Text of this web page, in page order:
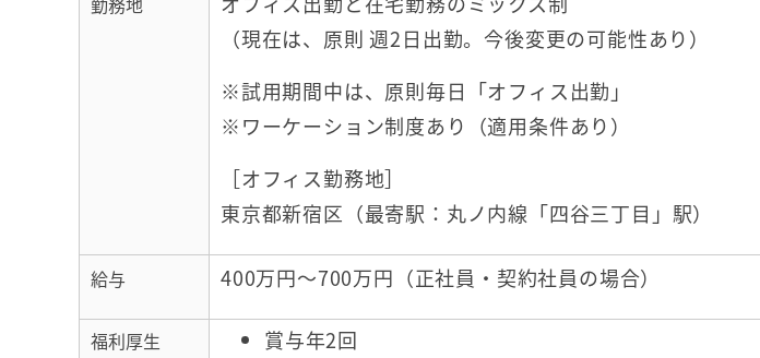
（現在は、原則 週2日出勤。今後変更の可能性あり）
※試用期間中は、原則毎日「オフィス出勤」
※ワーケーション制度あり（適用条件あり）
［オフィス勤務地］
東京都新宿区（最寄駅：丸ノ内線「四谷三丁目」駅）
給与 400万円～700万円（正社員・契約社員の場合）
福利厚生
賞与年2回